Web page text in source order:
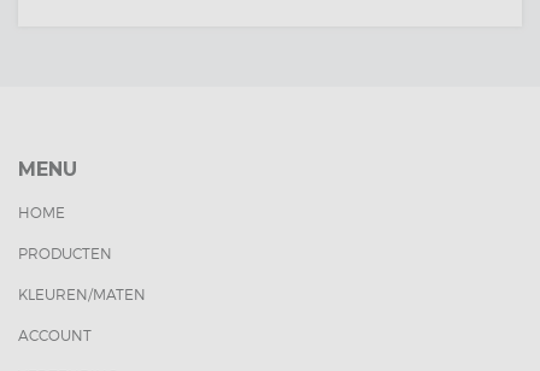
MENU
HOME
PRODUCTEN
KLEUREN/MATEN
ACCOUNT